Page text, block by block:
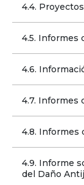
4.4.
4.5. Informes
4.6.
4.7. Informes
4.8. Informes
4.9. Informe
del Daño